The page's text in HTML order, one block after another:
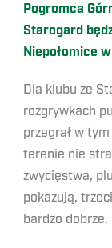
Pogromca
Starogard
Niepołomice
Dla klubu ze
rozgrywkach
przegrał w
terenie nie
zwycięstwa,
pokazują,
bardzo dobrze.